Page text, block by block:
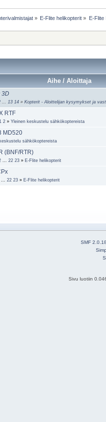
» E-Flite helikopterit » E-Flite
Aihe / Aloittaja
3D
... 13 14 » Kopterit - Aloittelijan kysymykset ja
RTF
2 » Yleinen keskustelu sähkökoptereista
MD520
sähkökoptereista
(BNF/RTR)
... 22 23 » E-Flite helikopterit
... 22 23 » E-Flite helikopterit
SMF
Sivu luotiin